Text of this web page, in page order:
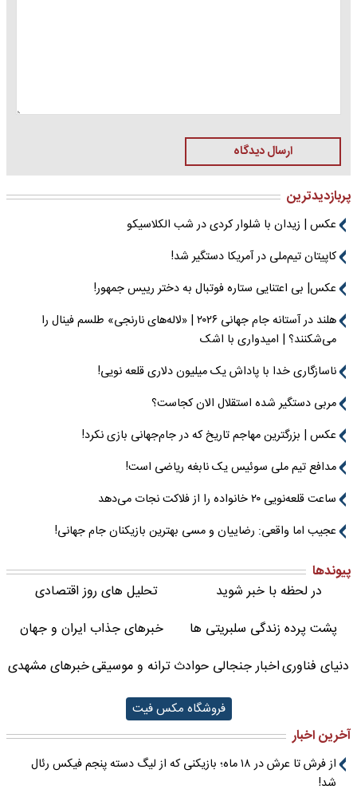
ارسال دیدگاه
پربازدیدترین
عکس | زیدان با شلوار کردی در شب الکلاسیکو
کاپیتان تیم‌ملی در آمریکا دستگیر شد!
عکس| بی اعتنایی ستاره فوتبال به دختر رییس جمهور!
هلند در آستانه جام جهانی ۲۰۲۶ | «لاله‌های نارنجی» طلسم فینال را
می‌شکنند؟ | امیدواری با اشک
ناسازگاری خدا با پاداش یک میلیون دلاری قلعه نویی!
مربی دستگیر شده استقلال الان کجاست؟
عکس | بزرگترین مهاجم تاریخ که در جام‌جهانی بازی نکرد!
مدافع تیم ملی سوئیس یک نابغه ریاضی است!
ساعت قلعه‌نویی ۲۰ خانواده را از فلاکت نجات می‌دهد
عجیب اما واقعی: رضاییان و مسی بهترین بازیکنان جام جهانی!
پیوندها
در لحظه با خبر شوید
تحلیل های روز اقتصادی
پشت پرده زندگی سلبریتی ها
خبرهای جذاب ایران و جهان
دنیای فناوریاخبار جنجالی حوادثترانه و موسیقیخبرهای مشهدی
فروشگاه مکس فیت
آخرین اخبار
از فرش تا عرش در ۱۸ ماه؛ بازیکنی که از لیگ دسته پنجم فیکس رئال
شد!